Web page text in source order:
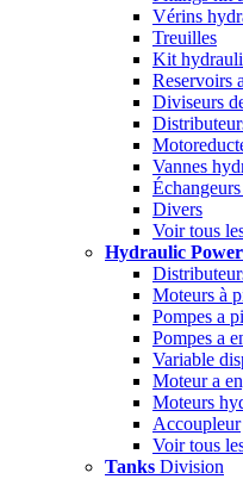
Vérins
Treuilles
Kit
Reservoirs
Diviseurs
Vannes
Divers
Voir tous
Hydraulic
Moteurs à
Pompes a
Pompes a
Variable
Moteur a
Moteurs
Accoupleur
Voir tous
Tanks Division